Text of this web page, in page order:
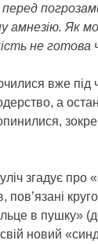
перед
амнезію. Як
не готова
вже
а
згадує про
пов’язані
в пушку»
новий